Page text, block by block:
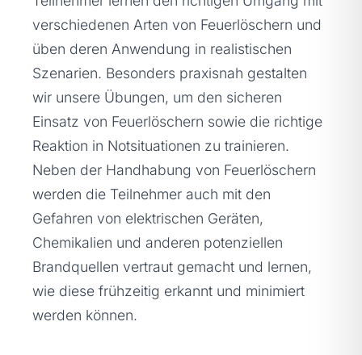
verschiedenen Arten von Feuerlöschern und
üben deren Anwendung in realistischen
Szenarien. Besonders praxisnah gestalten
wir unsere Übungen, um den sicheren
Einsatz von Feuerlöschern sowie die richtige
Reaktion in Notsituationen zu trainieren.
Neben der Handhabung von Feuerlöschern
werden die Teilnehmer auch mit den
Gefahren von elektrischen Geräten,
Chemikalien und anderen potenziellen
Brandquellen vertraut gemacht und lernen,
wie diese frühzeitig erkannt und minimiert
werden können.